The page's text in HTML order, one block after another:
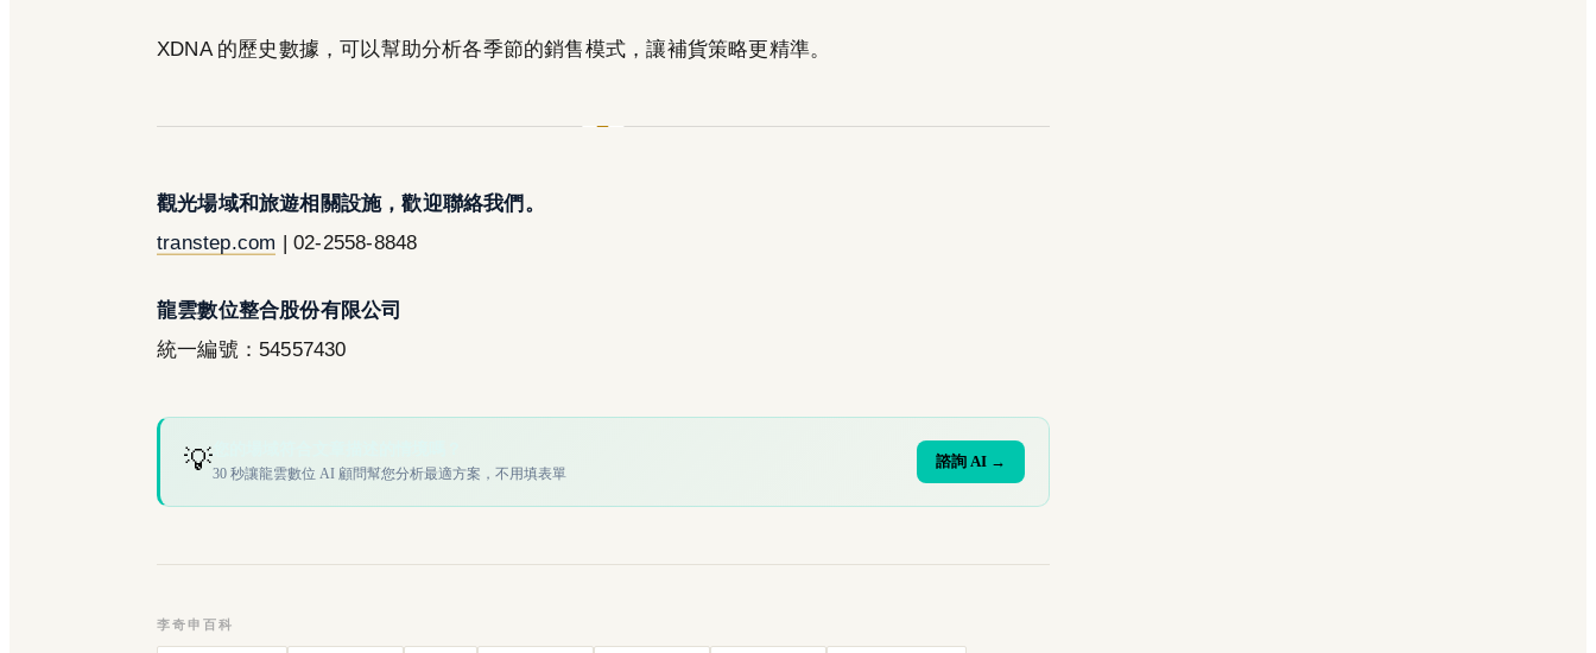
XDNA 的歷史數據，可以幫助分析各季節的銷售模式，讓補貨策略更精準。
觀光場域和旅遊相關設施，歡迎聯絡我們。
transtep.com | 02-2558-8848
龍雲數位整合股份有限公司
統一編號：54557430
💡30 秒讓龍雲數位 AI 顧問幫您分析最適方案，不用填表單
諮詢 AI →
李奇申百科